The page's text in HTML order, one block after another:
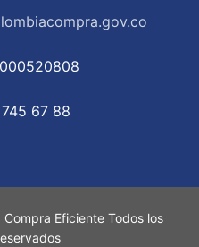
67 88
Eficiente Todos los